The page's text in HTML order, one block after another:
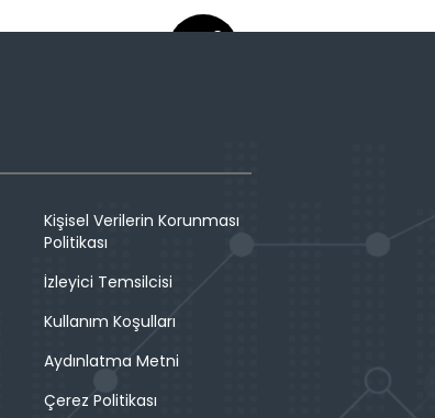
Kişisel Verilerin Korunması
Politikası
İzleyici Temsilcisi
Kullanım Koşulları
Aydınlatma Metni
Çerez Politikası